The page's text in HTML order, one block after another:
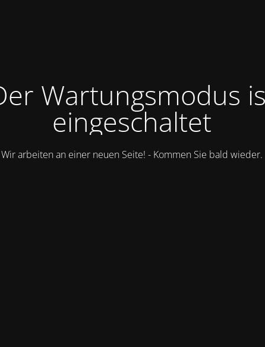
Wartungsmodus
eingeschaltet
Wir arbeiten an einer neuen Seite! - Kommen Sie bald wieder.